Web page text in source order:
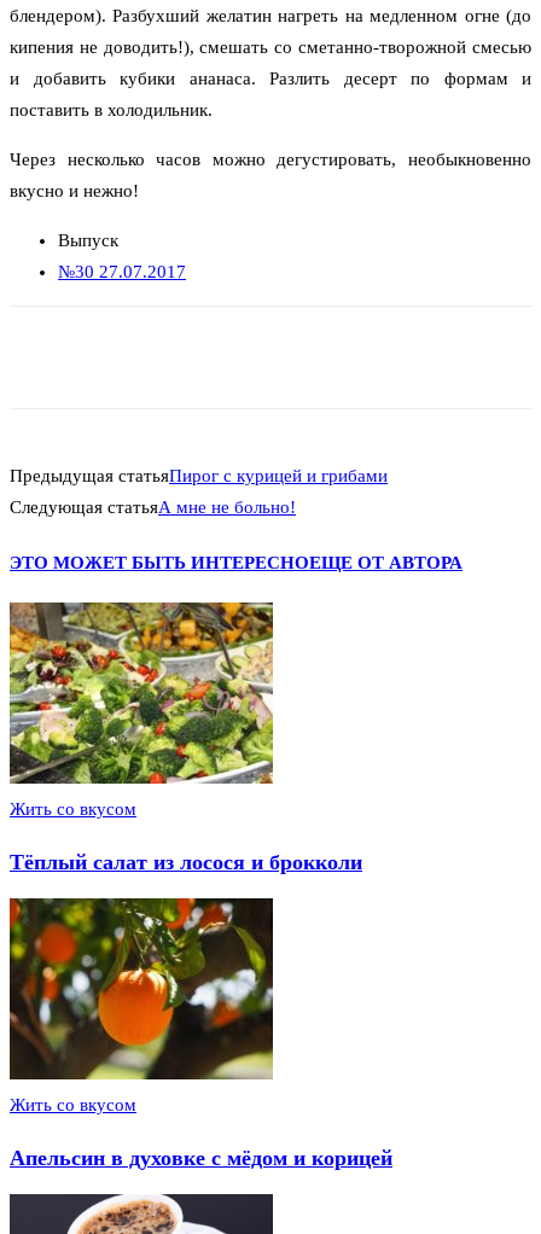
блендером). Разбухший желатин нагреть на медленном огне (до
кипения не доводить!), смешать со сметанно-творожной смесью
и добавить кубики ананаса. Разлить десерт по формам и
поставить в холодильник.
Через несколько часов можно дегустировать, необыкновенно
вкусно и нежно!
Выпуск
№30 27.07.2017
Предыдущая статьяПирог с курицей и грибами
Следующая статьяА мне не больно!
ЭТО МОЖЕТ БЫТЬ ИНТЕРЕСНОЕЩЕ ОТ АВТОРА
Жить со вкусом
Тёплый салат из лосося и брокколи
Жить со вкусом
Апельсин в духовке с мёдом и корицей